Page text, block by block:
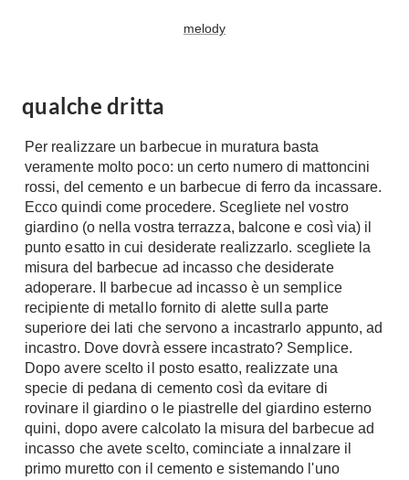
Gazebo
melody
qualche dritta
Per realizzare un barbecue in muratura basta
veramente molto poco: un certo numero di mattoncini
rossi, del cemento e un barbecue di ferro da incassare.
Ecco quindi come procedere. Scegliete nel vostro
giardino (o nella vostra terrazza, balcone e così via) il
punto esatto in cui desiderate realizzarlo. scegliete la
misura del barbecue ad incasso che desiderate
adoperare. Il barbecue ad incasso è un semplice
recipiente di metallo fornito di alette sulla parte
superiore dei lati che servono a incastrarlo appunto, ad
incastro. Dove dovrà essere incastrato? Semplice.
Dopo avere scelto il posto esatto, realizzate una
specie di pedana di cemento così da evitare di
rovinare il giardino o le piastrelle del giardino esterno
quini, dopo avere calcolato la misura del barbecue ad
incasso che avete scelto, cominciate a innalzare il
primo muretto con il cemento e sistemando l'uno